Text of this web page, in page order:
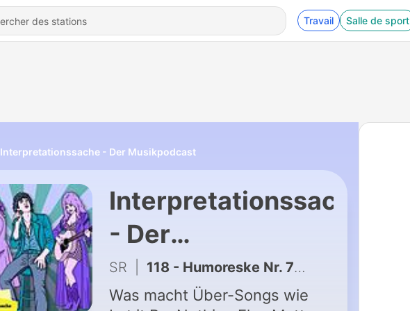
Travail Salle de sport
Interpretationssache - Der Musikpodcast
Interpretationssache
- Der
Musikpodcast
SR 118 - Humoreske Nr. 7 von Antonin Dvorak
Was macht Über-Songs wie